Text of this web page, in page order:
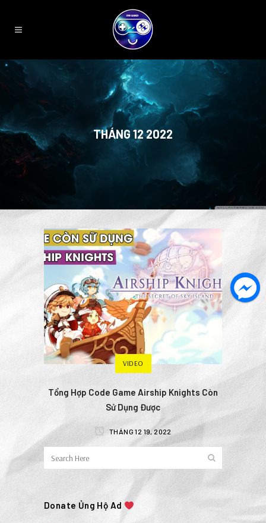
THÁNG 12 2022
VIDEO
Tổng Hợp Code Game Airship Knights Còn
Sử Dụng Được
THÁNG 12 19, 2022
Donate Ủng Hộ Ad